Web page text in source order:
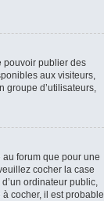
pouvoir publier des
aux visiteurs,
groupe d’utilisateurs,
forum que pour une
cocher la case
ordinateur public,
cocher, il est probable